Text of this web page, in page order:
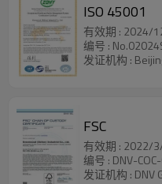
ISO 45001
有效期 : 2024/
编号 :
发证机构 :
FSC
有效期 : 2022/
编号 : DNV-
发证机构 : DNV